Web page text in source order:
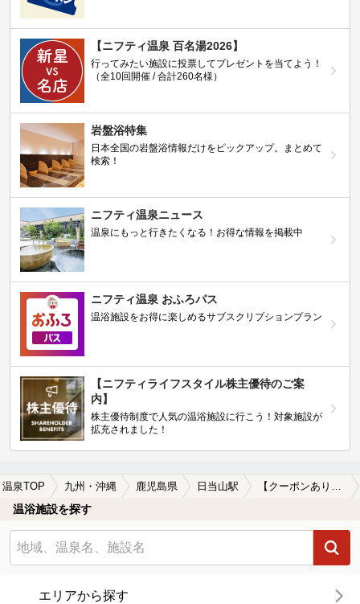
【ニフティ温泉 百名湯2026】
行ってみたい施設に投票してプレゼントを当てよう！
（全10回開催 / 合計260名様）
岩盤浴特集
日本全国の岩盤浴情報だけをピックアップ。まとめて
検索！
ニフティ温泉ニュース
温泉にもっと行きたくなる！お得な情報を掲載中
ニフティ温泉 おふろパス
温浴施設をお得に楽しめるサブスクリプションプラン
【ニフティライフスタイル株主優待のご案
内】
株主優待制度で人気の温浴施設に行こう！対象施設が
拡充されました！
温泉TOP 九州・沖縄 鹿児島県 日当山駅 【クーポンあり】子連れOKな日当山駅近くの温泉、日帰り温泉、スーパー銭湯おすすめ
温浴施設を探す
エリアから探す